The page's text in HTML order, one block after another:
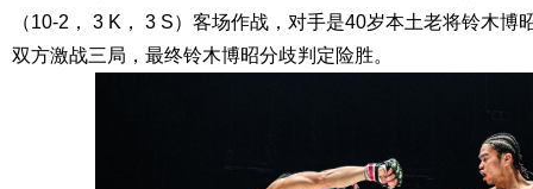
（10-2， 3 K， 3 S）客场作战，对手是40岁本土老将铃木博
双方激战三局，最终铃木博昭分歧判定险胜。